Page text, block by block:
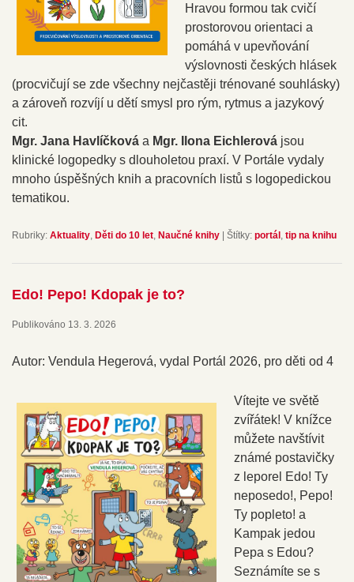
Hravou formou tak cvičí
prostorovou orientaci a
pomáhá v upevňování
výslovnosti českých hlásek
(procvičují se zde všechny nejčastěji trénované souhlásky)
a zároveň rozvíjí u dětí smysl pro rým, rytmus a jazykový
cit.
Mgr. Jana Havlíčková a Mgr. Ilona Eichlerová jsou
klinické logopedky s dlouholetou praxí. V Portále vydaly
mnoho úspěšných knih a pracovních listů s logopedickou
tematikou.
Rubriky: Aktuality Děti do 10 let Naučné knihy | Štítky: portál tip na knihu
Edo! Pepo! Kdopak je to?
Publikováno 13. 3. 2026
Autor: Vendula Hegerová, vydal Portál 2026, pro děti od 4
Vítejte ve světě
zvířátek! V knížce
můžete navštívit
známé postavičky
z leporel Edo! Ty
neposedo!, Pepo!
Ty popleto! a
Kampak jedou
Pepa s Edou?
Seznámíte se s